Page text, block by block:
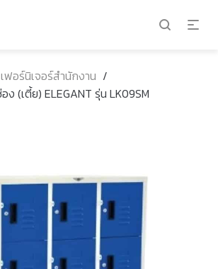
เฟอร์นิเจอร์สำนักงาน /
ง (เตี้ย) ELEGANT รุ่น LK09SM